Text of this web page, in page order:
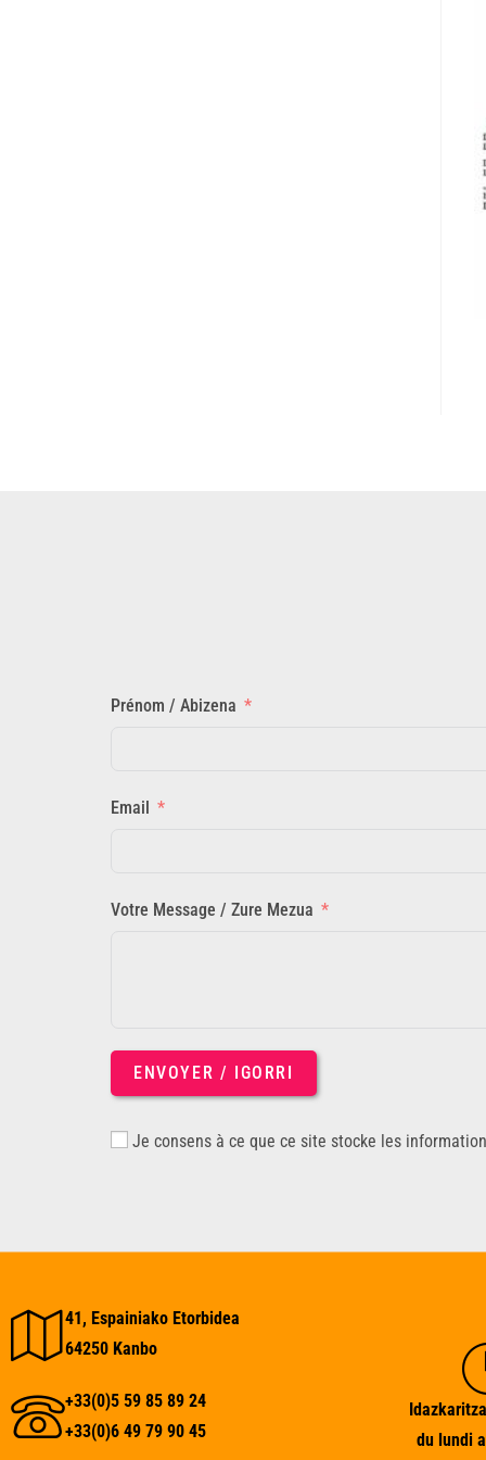
Prénom / Abizena
Email
Votre Message / Zure Mezua
ENVOYER / IGORRI
Je consens à ce que ce site stocke les
41, Espainiako Etorbidea
64250 Kanbo
+33(0)5 59 85 89 24
+33(0)6 49 79 90 45
du lundi